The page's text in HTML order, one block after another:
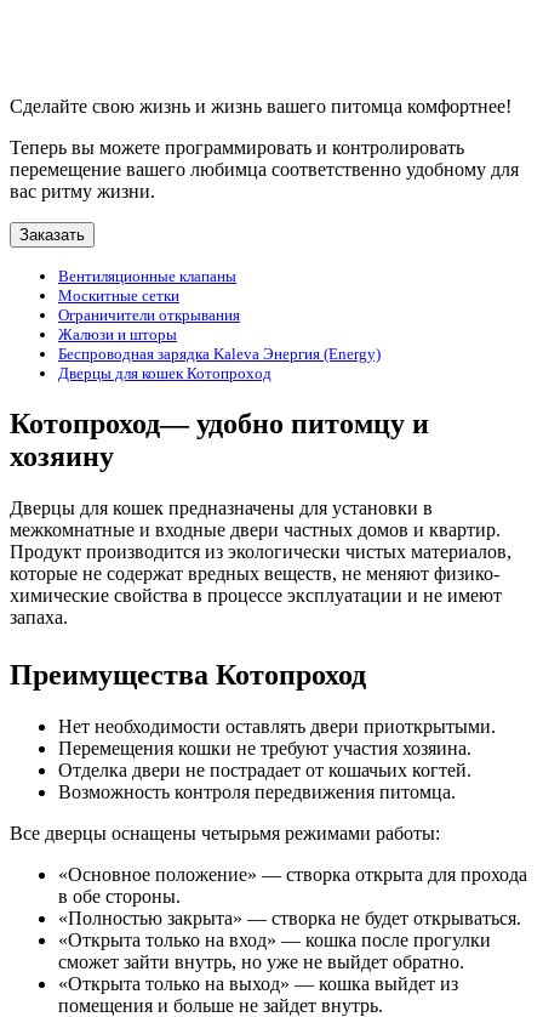
Сделайте свою жизнь и жизнь вашего питомца комфортнее!
Теперь вы можете программировать и контролировать
перемещение вашего любимца соответственно удобному для
вас ритму жизни.
Заказать
Вентиляционные клапаны
Москитные сетки
Ограничители открывания
Жалюзи и шторы
Беспроводная зарядка Kaleva Энергия (Energy)
Дверцы для кошек Котопроход
Котопроход— удобно питомцу и
хозяину
Дверцы для кошек предназначены для установки в
межкомнатные и входные двери частных домов и квартир.
Продукт производится из экологически чистых материалов,
которые не содержат вредных веществ, не меняют физико-
химические свойства в процессе эксплуатации и не имеют
запаха.
Преимущества Котопроход
Нет необходимости оставлять двери приоткрытыми.
Перемещения кошки не требуют участия хозяина.
Отделка двери не пострадает от кошачьих когтей.
Возможность контроля передвижения питомца.
Все дверцы оснащены четырьмя режимами работы:
«Основное положение» — створка открыта для прохода
в обе стороны.
«Полностью закрыта» — створка не будет открываться.
«Открыта только на вход» — кошка после прогулки
сможет зайти внутрь, но уже не выйдет обратно.
«Открыта только на выход» — кошка выйдет из
помещения и больше не зайдет внутрь.